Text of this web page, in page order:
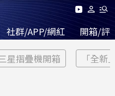
社群/APP/網紅 開箱/評
星摺疊機開箱 「全新